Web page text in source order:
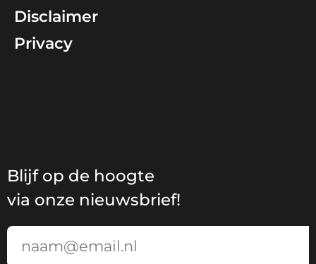
Disclaimer
Privacy
Blijf op de hoogte
via onze nieuwsbrief!